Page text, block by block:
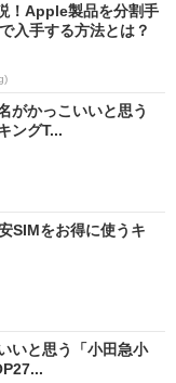
！Apple製品を分割手
入手する方法とは？
がかっこいいと思う
ングT...
SIMをお得に使うキ
いと思う「小田急小